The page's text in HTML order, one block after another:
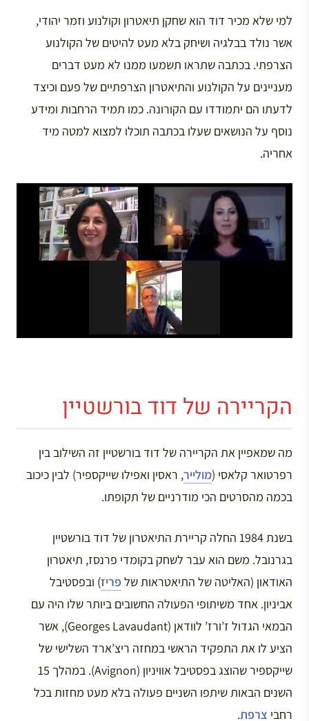
למי שלא מכיר דוד הוא שחקן תיאטרון וקולנוע וזמר יהודי,
אשר נולד בבלגיה ושיחק בלא מעט להיטים של הקולנוע
הצרפתי. בכתבה שתראו תשמעו ממנו לא מעט דברים
מעניינים על הקולנוע והתיאטרון הצרפתיים של פעם וכיצד
לדעתו הם יתמודדו עם הקורונה. כמו תמיד הרחבות ומידע
נוסף על הנושאים שעלו בכתבה תוכלו למצוא למטה מיד
אחריה.
הקריירה של דוד בורשטיין
מה שמאפיין את הקריירה של דוד בורשטיין זה השילוב בין
רפרטואר קלאסי (מולייר, ראסין ואפילו שייקספיר) לבין כיכוב
בכמה מהסרטים הכי מודרניים של תקופתו.
בשנת 1984 החלה קריירת התיאטרון של דוד בורשטיין
בגרנובל. משם הוא עבר לשחק בקומדי פרנסז, תיאטרון
האודאון (האליטה של התיאטראות של פריז) ובפסטיבל
אביניון. אחד משיתופי הפעולה החשובים ביותר שלו היה עם
הבמאי הגדול ז’ורז’ לוודאן (Georges Lavaudant), אשר
הציע לו את התפקיד הראשי במחזה ריצ’ארד השלישי של
שייקספיר שהוצג בפסטיבל אוויניון (Avignon). במהלך 15
השנים הבאות שיתפו השניים פעולה בלא מעט מחזות בכל
רחבי צרפת.